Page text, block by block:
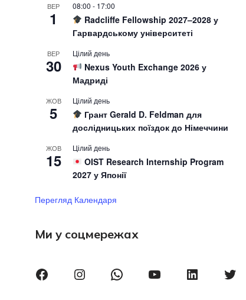
ВЕР
1
08:00 - 17:00
Radcliffe Fellowship 2027–2028 у
Гарвардському університеті
ВЕР
30
Цілий день
Nexus Youth Exchange 2026 у
Мадриді
ЖОВ
5
Цілий день
Грант Gerald D. Feldman для
дослідницьких поїздок до Німеччини
ЖОВ
15
Цілий день
OIST Research Internship Program
2027 у Японії
Перегляд Календаря
Ми у соцмережах